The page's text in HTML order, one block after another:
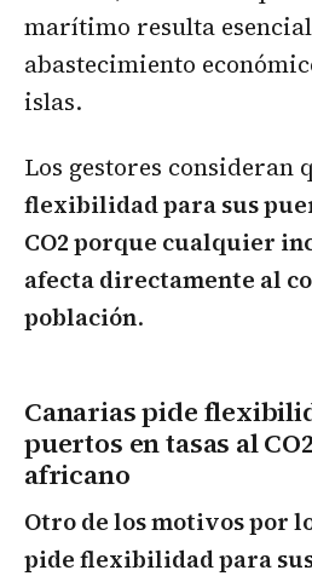
marítimo resulta
abastecimiento
islas.
Los gestores consideran
flexibilidad para sus
CO2 porque cualquier
afecta directamente al
población.
Canarias pide
puertos en tasas al
africano
Otro de los motivos por
pide flexibilidad para